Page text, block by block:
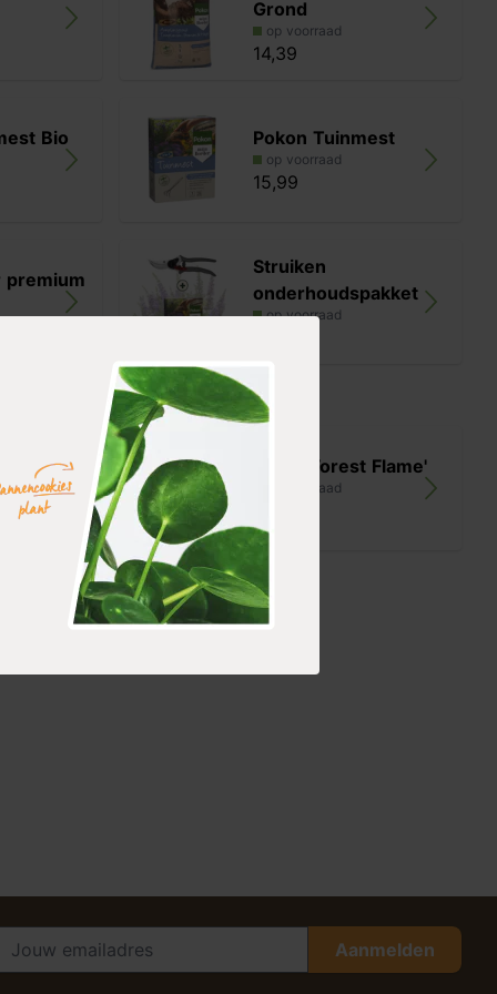
Grond
op voorraad
14,39
Bio Pokon Tuinmest
op voorraad
15,99
premium
Struiken
onderhoudspakket
op voorraad
Silver' Pieris 'Forest Flame'
op voorraad
Aanmelden